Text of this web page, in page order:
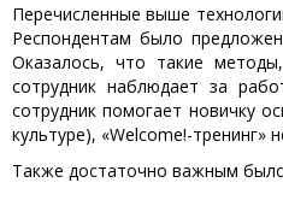
Перечисленные выше
Респондентам было
Оказалось, что такие
сотрудник наблюдает за
сотрудник помогает новичку
культуре), «Welcome!-
Также достаточно важным было